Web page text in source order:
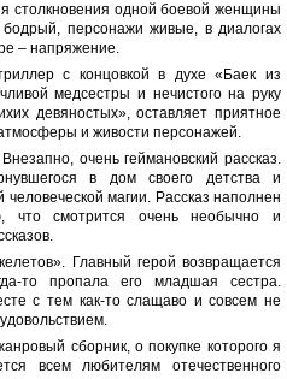
столкновения одной боевой женщины
персонажи живые, в диалогах
– напряжение.
с концовкой в духе «Баек из
медсестры и нечистого на руку
девяностых», оставляет приятное
и живости персонажей.
очень геймановский рассказ.
в дом своего детства и
магии. Рассказ наполнен
что смотрится очень необычно и
Главный герой возвращается
то пропала его младшая сестра.
с тем как-то слащаво и совсем не
сборник, о покупке которого я
всем любителям отечественного